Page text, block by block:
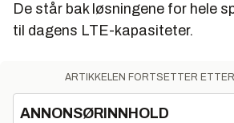
De står bak løsningene for hele
til dagens LTE-kapasiteter.
ARTIKKELEN FORTSETTER
ANNONSØRINNHOLD